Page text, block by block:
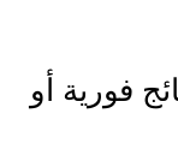
فورية أو